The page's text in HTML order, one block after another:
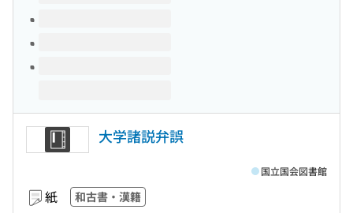
大学諸説弁誤
紙 和古書・漢籍
国立国会図書館